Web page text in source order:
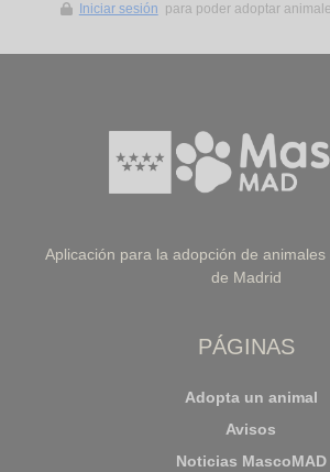
Iniciar sesión para poder adoptar
Aplicación para la adopción de
de Madrid
PÁGINAS
Adopta un animal
Avisos
Noticias MascoMAD